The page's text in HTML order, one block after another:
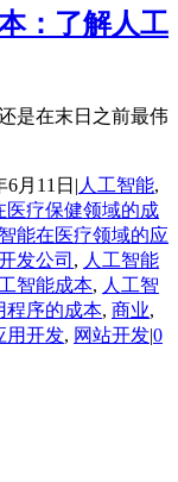
：了解人工
是在末日之前最伟
6月11日 | 人工智能,
医疗保健领域的成
能在医疗领域的应
发公司 , 人工智能
智能成本, 人工智
程序的成本, 商业,
用开发, 网站开发|0